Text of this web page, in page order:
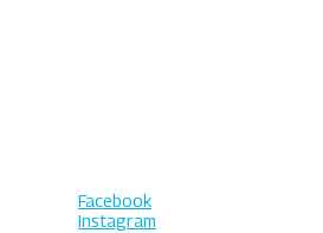
Facebook
Instagram